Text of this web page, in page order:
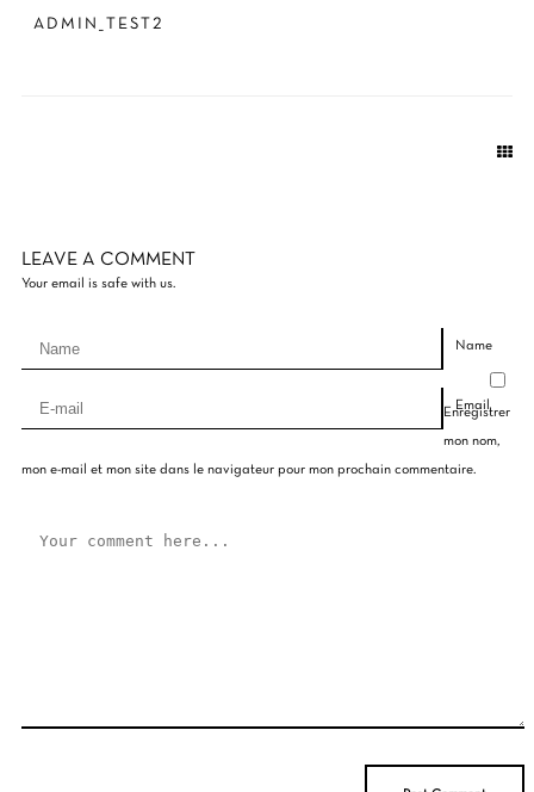
ADMIN_TEST2
LEAVE A COMMENT
Your email is safe with us.
Name
Email
Enregistrer
mon nom,
mon e-mail et mon site dans le navigateur pour mon prochain commentaire.